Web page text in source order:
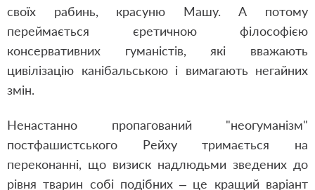
своїх рабинь, красуню Машу. А потому
переймається єретичною філософією
консервативних гуманістів, які вважають
цивілізацію канібальською і вимагають негайних
змін.
Ненастанно пропагований "неогуманізм"
постфашистського Рейху тримається на
переконанні, що визиск надлюдьми зведених до
рівня тварин собі подібних – це кращий варіант